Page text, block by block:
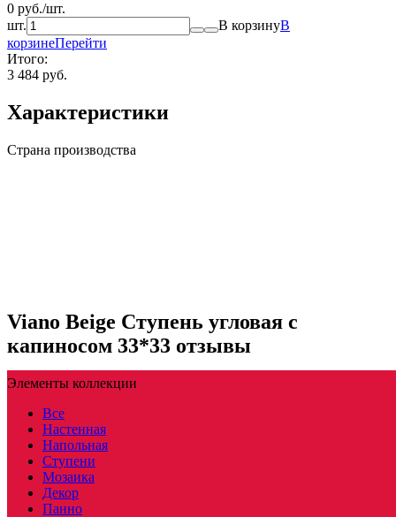
0 руб./шт.
шт.
В корзинуВ
корзинеПерейти
Итого:
3 484 руб.
Характеристики
Страна производства
Viano Beige Ступень угловая с
капиносом 33*33 отзывы
Элементы коллекции
Все
Настенная
Напольная
Ступени
Мозаика
Декор
Панно